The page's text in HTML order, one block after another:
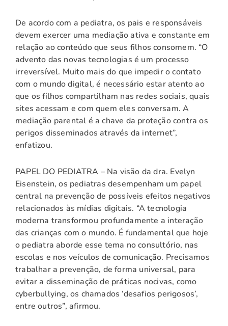
De acordo com a pediatra, os pais e responsáveis
devem exercer uma mediação ativa e constante em
relação ao conteúdo que seus filhos consomem. “O
advento das novas tecnologias é um processo
irreversível. Muito mais do que impedir o contato
com o mundo digital, é necessário estar atento ao
que os filhos compartilham nas redes sociais, quais
sites acessam e com quem eles conversam. A
mediação parental é a chave da proteção contra os
perigos disseminados através da internet”,
enfatizou.
PAPEL DO PEDIATRA – Na visão da dra. Evelyn
Eisenstein, os pediatras desempenham um papel
central na prevenção de possíveis efeitos negativos
relacionados às mídias digitais. “A tecnologia
moderna transformou profundamente a interação
das crianças com o mundo. É fundamental que hoje
o pediatra aborde esse tema no consultório, nas
escolas e nos veículos de comunicação. Precisamos
trabalhar a prevenção, de forma universal, para
evitar a disseminação de práticas nocivas, como
cyberbullying, os chamados ‘desafios perigosos’,
entre outros”, afirmou.